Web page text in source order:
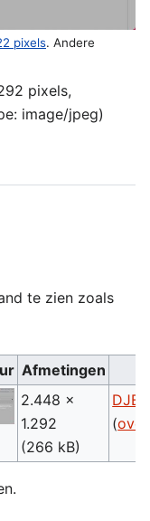
pixels. Andere
pixels,
image/jpeg)
te zien zoals
Afmetingen
2.448 ×
1.292
(266 kB)
DJB
(